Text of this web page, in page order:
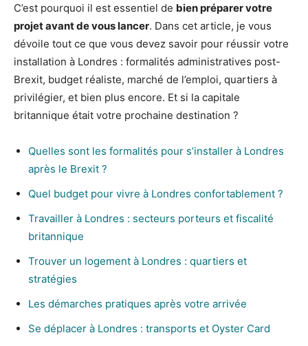
C’est pourquoi il est essentiel de bien préparer votre
projet avant de vous lancer. Dans cet article, je vous
dévoile tout ce que vous devez savoir pour réussir votre
installation à Londres : formalités administratives post-
Brexit, budget réaliste, marché de l’emploi, quartiers à
privilégier, et bien plus encore. Et si la capitale
britannique était votre prochaine destination ?
Quelles sont les formalités pour s’installer à Londres
après le Brexit ?
Quel budget pour vivre à Londres confortablement ?
Travailler à Londres : secteurs porteurs et fiscalité
britannique
Trouver un logement à Londres : quartiers et
stratégies
Les démarches pratiques après votre arrivée
Se déplacer à Londres : transports et Oyster Card